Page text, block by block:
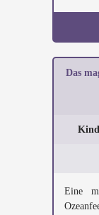
Das
Eine